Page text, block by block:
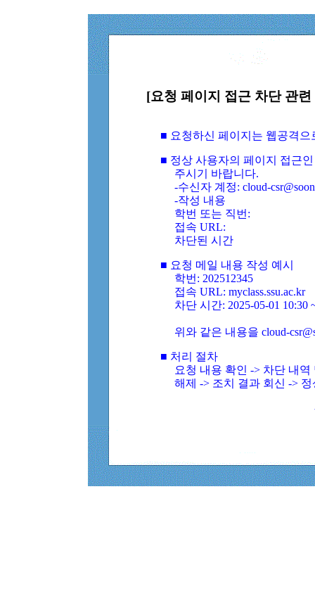
[요청 페이지 접근 차단 관
■ 요청하신 페이지는 웹공격
■ 정상 사용자의 페이지 접근
주시기 바랍니다.
-수신자 계정: cloud-
-작성 내용
학번 또는 직번:
접속 URL:
차단된 시간
■ 요청 메일 내용 작성 예시
학번: 202512345
접속 URL: myclass.ssu.ac.kr
차단 시간: 2025-05-01 10:30
위와 같은 내용을 cloud-
■ 처리 절차
요청 내용 확인 -> 차단 내
해제 -> 조치 결과 회신 ->